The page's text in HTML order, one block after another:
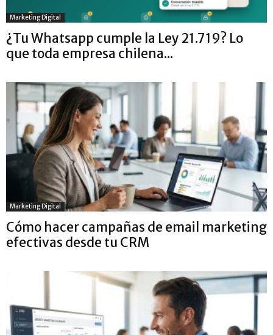
Marketing Digital
¿Tu Whatsapp cumple la Ley 21.719? Lo
que toda empresa chilena...
Marketing Digital
Cómo hacer campañas de email marketing
efectivas desde tu CRM